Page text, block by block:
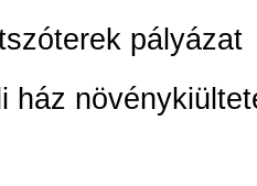
pályázat
ház